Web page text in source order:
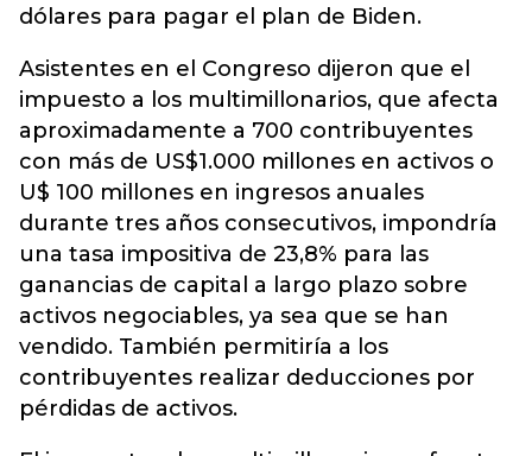
dólares para pagar el plan de Biden.
Asistentes en el Congreso dijeron que el
impuesto a los multimillonarios, que afecta
aproximadamente a 700 contribuyentes
con más de US$1.000 millones en activos o
U$ 100 millones en ingresos anuales
durante tres años consecutivos, impondría
una tasa impositiva de 23,8% para las
ganancias de capital a largo plazo sobre
activos negociables, ya sea que se han
vendido. También permitiría a los
contribuyentes realizar deducciones por
pérdidas de activos.